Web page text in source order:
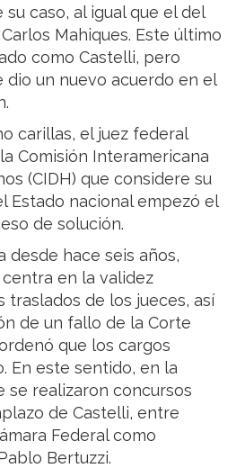
caso, al igual que el del
Mahiques. Este último
como Castelli, pero
un nuevo acuerdo en el
carillas, el juez federal
Comisión Interamericana
(CIDH) que considere su
Estado nacional empezó el
de solución.
desde hace seis años,
en la validez
traslados de los jueces, así
de un fallo de la Corte
que los cargos
En este sentido, en la
se realizaron concursos
de Castelli, entre
Federal como
Bertuzzi.